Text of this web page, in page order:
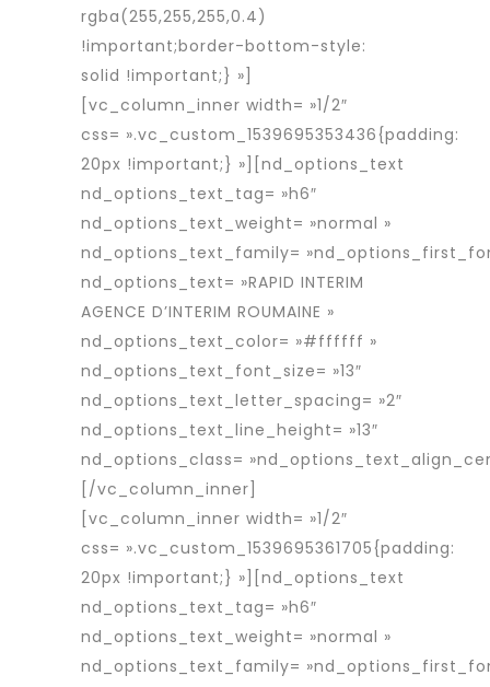
rgba(255,255,255,0.4)
!important;border-bottom-style:
solid !important;} »]
[vc_column_inner width= »1/2″
css= ».vc_custom_1539695353436{padding:
20px !important;} »][nd_options_text
nd_options_text_tag= »h6″
nd_options_text_weight= »normal »
nd_options_text_family=
nd_options_text= »RAPID INTERIM
AGENCE D’INTERIM ROUMAINE »
nd_options_text_color= »#ffffff »
nd_options_text_font_size= »13″
nd_options_text_letter_spacing= »2″
nd_options_text_line_height= »13″
nd_options_class=
[/vc_column_inner]
[vc_column_inner width= »1/2″
css= ».vc_custom_1539695361705{padding:
20px !important;} »][nd_options_text
nd_options_text_tag= »h6″
nd_options_text_weight= »normal »
nd_options_text_family=